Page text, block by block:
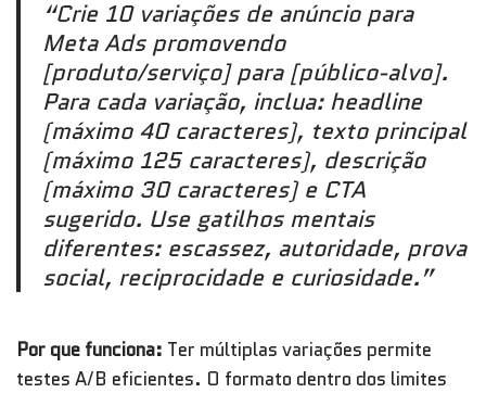
“Crie 10 variações de anúncio para
Meta Ads promovendo
[produto/serviço] para [público-alvo].
Para cada variação, inclua: headline
(máximo 40 caracteres), texto principal
(máximo 125 caracteres), descrição
(máximo 30 caracteres) e CTA
sugerido. Use gatilhos mentais
diferentes: escassez, autoridade, prova
social, reciprocidade e curiosidade.”
Por que funciona: Ter múltiplas variações permite
testes A/B eficientes. O formato dentro dos limites